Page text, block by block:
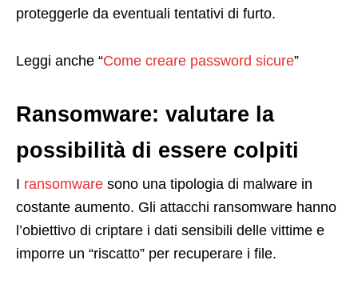
proteggerle da eventuali tentativi di furto.
Leggi anche “Come creare password sicure”
Ransomware: valutare la
possibilità di essere colpiti
I ransomware sono una tipologia di malware in
costante aumento. Gli attacchi ransomware hanno
l’obiettivo di criptare i dati sensibili delle vittime e
imporre un “riscatto” per recuperare i file.